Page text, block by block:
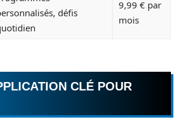
défis
9,99 € par
mois
CLÉ POUR